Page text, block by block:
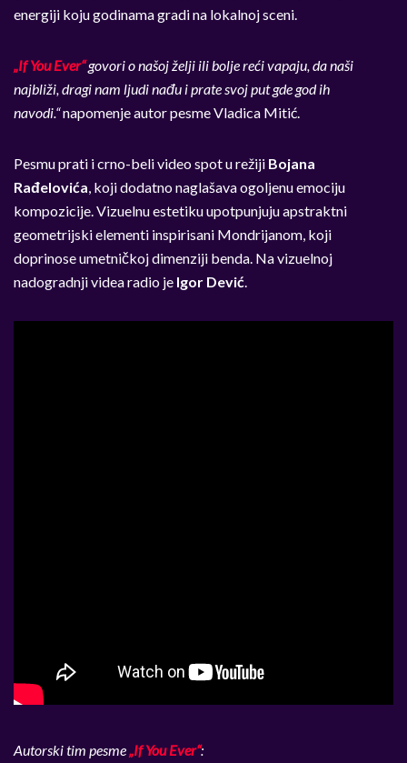
energiji koju godinama gradi na lokalnoj sceni.
„If You Ever“govori o našoj želji ili bolje reći vapaju, da naši
najbliži, dragi nam ljudi nađu i prate svoj put gde god ih
navodi.“napomenje autor pesme Vladica Mitić.
Pesmu prati i crno-beli video spot u režiji Bojana
Rađelovića, koji dodatno naglašava ogoljenu emociju
kompozicije. Vizuelnu estetiku upotpunjuju apstraktni
geometrijski elementi inspirisani Mondrijanom, koji
doprinose umetničkoj dimenziji benda. Na vizuelnoj
nadogradnji videa radio je Igor Dević.
Autorski tim pesme„If You Ever“: